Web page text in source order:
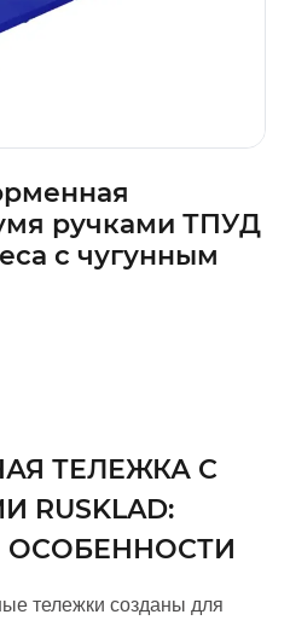
ручками ТПУД
с чугунным
ТЕЛЕЖКА С
RUSKLAD:
ОСОБЕННОСТИ
тележки созданы для